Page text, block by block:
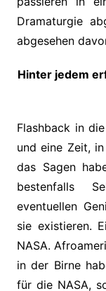
Dramaturgie
abgesehen
Hinter jedem
Flashback in
und eine Zeit,
das Sagen
bestenfalls
eventuellen
sie existieren.
NASA.
in der Birne
für die NASA,